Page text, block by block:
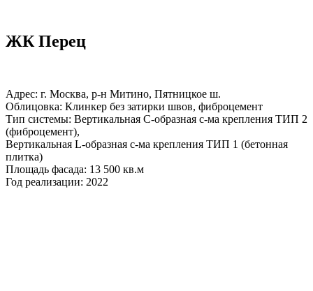
ЖК Перец
Адрес: г. Москва, р-н Митино, Пятницкое ш.
Облицовка: Клинкер без затирки швов, фиброцемент
Тип системы: Вертикальная С-образная с-ма крепления ТИП 2
(фиброцемент),
Вертикальная L-образная с-ма крепления ТИП 1 (бетонная
плитка)
Площадь фасада: 13 500 кв.м
Год реализации: 2022